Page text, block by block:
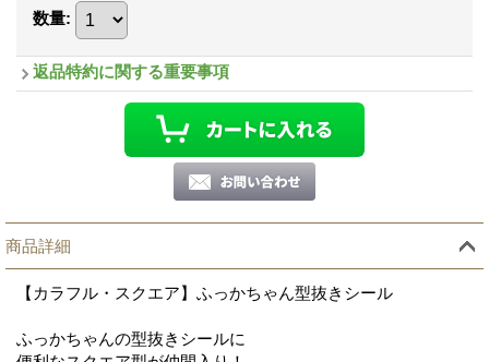
数量:
返品特約に関する重要事項
商品詳細
【カラフル・スクエア】ふっかちゃん型抜きシール
ふっかちゃんの型抜きシールに